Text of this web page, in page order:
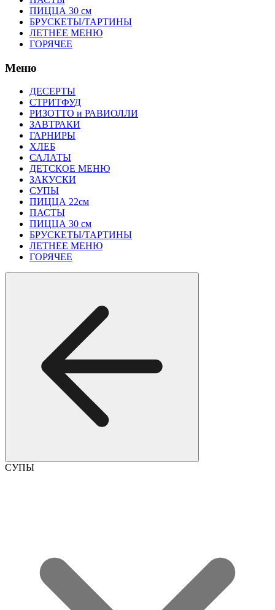
ПИЦЦА 30 см
БРУСКЕТЫ/ТАРТИНЫ
ЛЕТНЕЕ МЕНЮ
ГОРЯЧЕЕ
Меню
ДЕСЕРТЫ
СТРИТФУД
РИЗОТТО и РАВИОЛЛИ
ЗАВТРАКИ
ГАРНИРЫ
ХЛЕБ
САЛАТЫ
ДЕТСКОЕ МЕНЮ
ЗАКУСКИ
СУПЫ
ПИЦЦА 22см
ПАСТЫ
ПИЦЦА 30 см
БРУСКЕТЫ/ТАРТИНЫ
ЛЕТНЕЕ МЕНЮ
ГОРЯЧЕЕ
СУПЫ